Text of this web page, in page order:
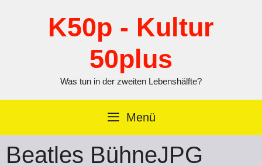
K50p - Kultur
50plus
Was tun in der zweiten Lebenshälfte?
Menü
Beatles BühneJPG